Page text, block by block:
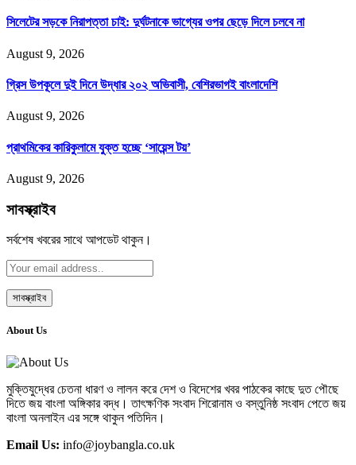
সিলেটের সড়কে নিরাপত্তা চাই: দুর্ঘটনাকে ভাগ্যের ওপর ছেড়ে দিলে চলবে না
August 9, 2026
গ্রিস উপকূলে দুই দিনে উদ্ধার ২০২ অভিবাসী, বেশিরভাগই বাংলাদেশি
August 9, 2026
প্রাথমিকের কারিকুলামে যুক্ত হচ্ছে ‘সায়েন্স টয়’
August 9, 2026
সাবস্ক্রাইব
সর্বশেষ খবরের সাথে আপডেট থাকুন।
About Us
মুক্তিযুদ্ধের চেতনা ধারণ ও লালন করে দেশ ও বিদেশের খবর পাঠকের কাছে দুত পৌছে
দিতে জয় বাংলা অঙ্গিকার বদ্ধ। তাৎক্ষণিক সংবাদ শিরোনাম ও বস্তুনিষ্ঠ সংবাদ পেতে জয়
বাংলা অনলাইন এর সঙ্গে থাকুন পতিদিন।
Email Us: info@joybangla.co.uk